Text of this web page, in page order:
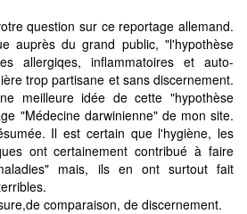
question sur ce reportage allemand.
auprès du grand public, "l'hypothèse
allergiqes, inflammatoires et auto-
trop partisane et sans discernement.
meilleure idée de cette "hypothèse
"Médecine darwinienne" de mon site.
Il est certain que l'hygiène, les
ont certainement contribué à faire
mais, ils en ont surtout fait
comparaison, de discernement.